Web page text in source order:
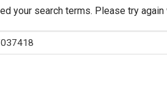
your search terms. Please try